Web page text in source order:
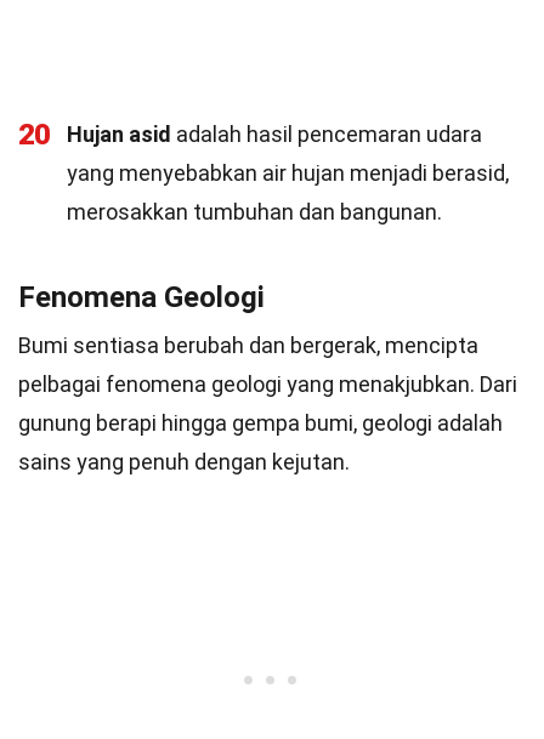
20 Hujan asid adalah hasil pencemaran udara
yang menyebabkan air hujan menjadi berasid,
merosakkan tumbuhan dan bangunan.
Fenomena Geologi
Bumi sentiasa berubah dan bergerak, mencipta
pelbagai fenomena geologi yang menakjubkan. Dari
gunung berapi hingga gempa bumi, geologi adalah
sains yang penuh dengan kejutan.